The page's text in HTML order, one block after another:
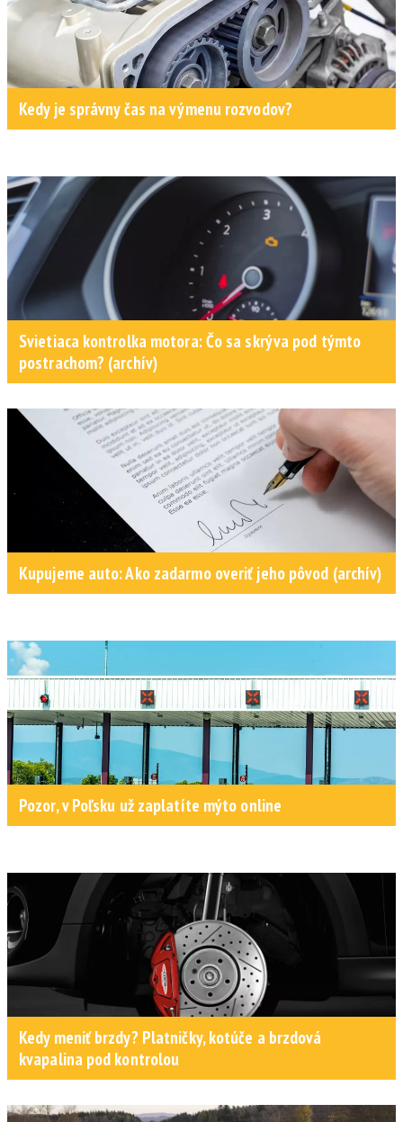
Kedy je správny čas na výmenu rozvodov?
Svietiaca kontrolka motora: Čo sa skrýva pod týmto
postrachom? (archív)
Kupujeme auto: Ako zadarmo overiť jeho pôvod (archív)
Pozor, v Poľsku už zaplatíte mýto online
Kedy meniť brzdy? Platničky, kotúče a brzdová
kvapalina pod kontrolou